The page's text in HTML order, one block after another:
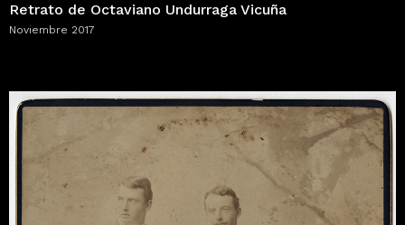
Retrato de Octaviano Undurraga Vicuña
Noviembre 2017